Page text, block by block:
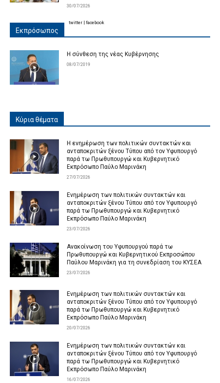
30/07/2026
Εκπρόσωπος
Η σύνθεση της νέας Κυβέρνησης
08/07/2019
twitter facebook
Κύρια θέματα
Η ενημέρωση των πολιτικών συντακτών και
ανταποκριτών ξένου Τύπου από τον Υφυπουργό
παρά τω Πρωθυπουργώ και Κυβερνητικό
Εκπρόσωπο Παύλο Μαρινάκη
27/07/2026
Ενημέρωση των πολιτικών συντακτών και
ανταποκριτών ξένου Τύπου από τον Υφυπουργό
παρά τω Πρωθυπουργώ και Κυβερνητικό
Εκπρόσωπο Παύλο Μαρινάκη
23/07/2026
Ανακοίνωση του Υφυπουργού παρά τω
Πρωθυπουργώ και Κυβερνητικού Εκπροσώπου
Παύλου Μαρινάκη για τη συνεδρίαση του ΚΥΣΕΑ
23/07/2026
Ενημέρωση των πολιτικών συντακτών και
ανταποκριτών ξένου Τύπου από τον Υφυπουργό
παρά τω Πρωθυπουργώ και Κυβερνητικό
Εκπρόσωπο Παύλο Μαρινάκη
20/07/2026
Ενημέρωση των πολιτικών συντακτών και
ανταποκριτών ξένου Τύπου από τον Υφυπουργό
παρά τω Πρωθυπουργώ και Κυβερνητικό
Εκπρόσωπο Παύλο Μαρινάκη
16/07/2026